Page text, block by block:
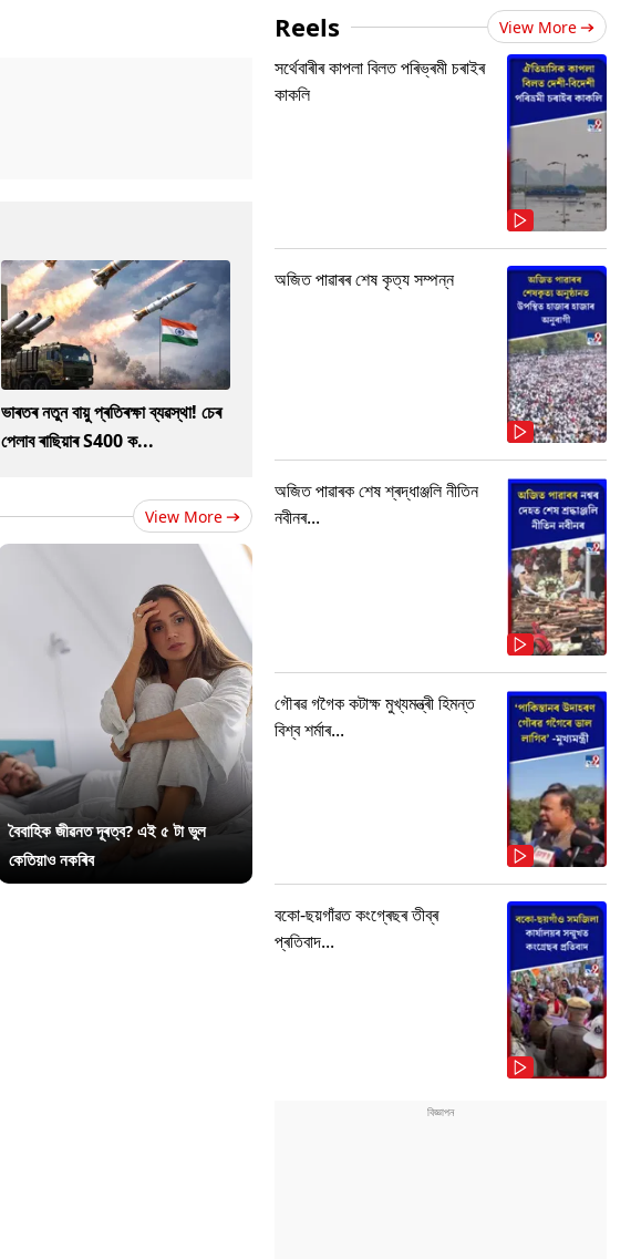
ভাৰতৰ নতুন বায়ু প্ৰতিৰক্ষা ব্যৱস্থা! চেৰ
পেলাব ৰাছিয়াৰ S400 ক...
View More
বৈবাহিক জীৱনত দূৰত্ব? এই ৫ টা ভুল
কেতিয়াও নকৰিব
Reels View More
সৰ্থেবাৰীৰ কাপলা বিলত পৰিভ্ৰমী চৰাইৰ
কাকলি
অজিত পাৱাৰৰ শেষ কৃত্য সম্পন্ন
অজিত পাৱাৰক শেষ শ্ৰদ্ধাঞ্জলি নীতিন
নবীনৰ...
গৌৰৱ গগৈক কটাক্ষ মুখ্যমন্ত্ৰী হিমন্ত
বিশ্ব শৰ্মাৰ...
বকো-ছয়গাঁৱত কংগ্ৰেছৰ তীব্ৰ
প্ৰতিবাদ...